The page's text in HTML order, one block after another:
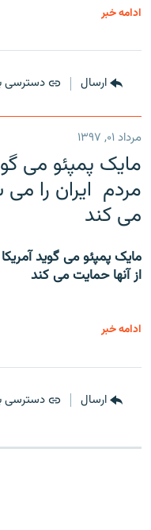
ادامه خبر
ارسال دسترسی
مرداد ۰۱, ۱۳۹۷
مایک پمپئو می
مردم ایران را
می کند
مایک پمپئو می گوید
از آنها حمایت می کند
ادامه خبر
ارسال دسترسی